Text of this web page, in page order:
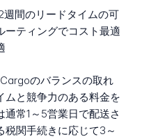
週間のリードタイムの可
ーティングでコスト最適
のバランスの取れ
ムと競争力のある料金を
常1～5営業日で配送さ
関手続きに応じて3～